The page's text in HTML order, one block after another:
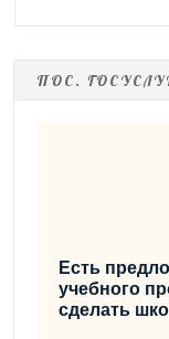
ПОС.
Есть
учебного
сделать